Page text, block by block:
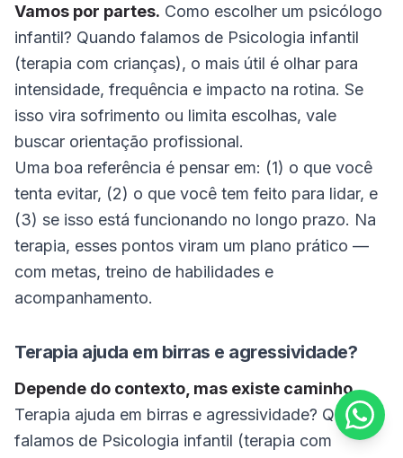
Vamos por partes. Como escolher um psicólogo
infantil? Quando falamos de Psicologia infantil
(terapia com crianças), o mais útil é olhar para
intensidade, frequência e impacto na rotina. Se
isso vira sofrimento ou limita escolhas, vale
buscar orientação profissional.
Uma boa referência é pensar em: (1) o que você
tenta evitar, (2) o que você tem feito para lidar, e
(3) se isso está funcionando no longo prazo. Na
terapia, esses pontos viram um plano prático —
com metas, treino de habilidades e
acompanhamento.
Terapia ajuda em birras e agressividade?
Depende do contexto, mas existe caminho.
Terapia ajuda em birras e agressividade? Quando
falamos de Psicologia infantil (terapia com